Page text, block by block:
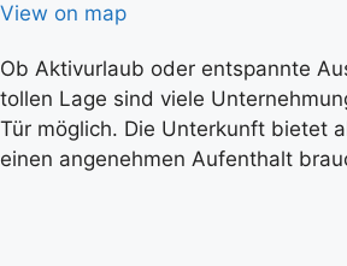
View on map
Ob Aktivurlaub oder entspannte
tollen Lage sind viele
Tür möglich. Die Unterkunft bietet
einen angenehmen Aufenthalt